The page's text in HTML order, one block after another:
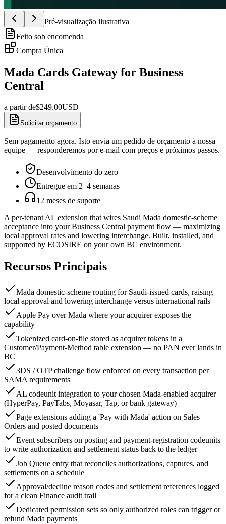
Pré-visualização ilustrativa
Feito sob encomenda
Compra Única
Mada Cards Gateway for Business
Central
a partir de$249.00USD
Solicitar orçamento
Sem pagamento agora. Isto envia um pedido de orçamento à nossa
equipe — responderemos por e-mail com preços e próximos passos.
Desenvolvimento do zero
Entregue em 2–4 semanas
12 meses de suporte
A per-tenant AL extension that wires Saudi Mada domestic-scheme
acceptance into your Business Central payment flow — maximizing
local approval rates and lowering interchange. Built, installed, and
supported by ECOSIRE on your own BC environment.
Recursos Principais
Mada domestic-scheme routing for Saudi-issued cards, raising
local approval and lowering interchange versus international rails
Apple Pay over Mada where your acquirer exposes the
capability
Tokenized card-on-file stored as acquirer tokens in a
Customer/Payment-Method table extension — no PAN ever lands in
BC
3DS / OTP challenge flow enforced on every transaction per
SAMA requirements
AL codeunit integration to your chosen Mada-enabled acquirer
(HyperPay, PayTabs, Moyasar, Tap, or bank gateway)
Page extensions adding a 'Pay with Mada' action on Sales
Orders and posted documents
Event subscribers on posting and payment-registration codeunits
to write authorization and settlement status back to the ledger
Job Queue entry that reconciles authorizations, captures, and
settlements on a schedule
Approval/decline reason codes and settlement references logged
for a clean Finance audit trail
Dedicated permission sets so only authorized roles can trigger or
refund Mada payments